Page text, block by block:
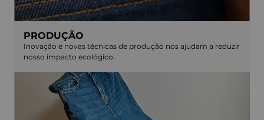
PRODUÇÃO
Inovação e novas técnicas de produção nos ajudam a reduzir
nosso impacto ecológico.